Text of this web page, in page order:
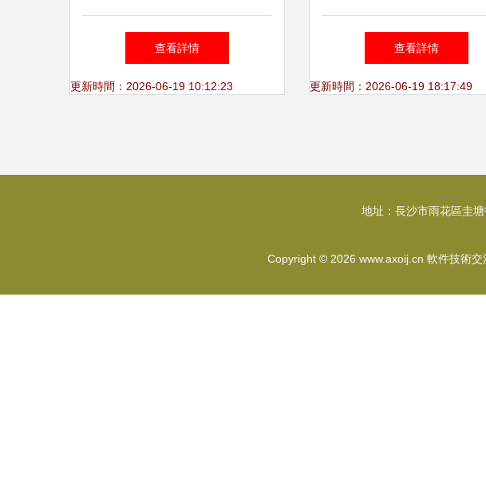
失的解決方案
查看詳情
更新時間：2026-06-19 10:12:23
CAD軟件解決方案
查看詳情
更新時間：2026-06-19 18:17:49
地址：長沙市雨花區圭
Copyright © 2026 www.axoij.cn 軟件技術交